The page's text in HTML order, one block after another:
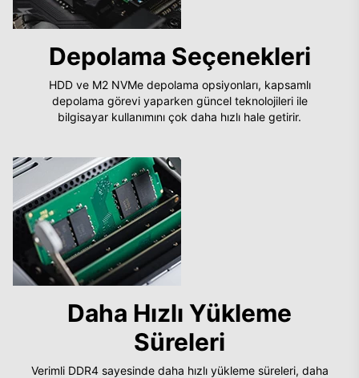
Depolama Seçenekleri
HDD ve M2 NVMe depolama opsiyonları, kapsamlı
depolama görevi yaparken güncel teknolojileri ile
bilgisayar kullanımını çok daha hızlı hale getirir.
Daha Hızlı Yükleme
Süreleri
Verimli DDR4 sayesinde daha hızlı yükleme süreleri, daha